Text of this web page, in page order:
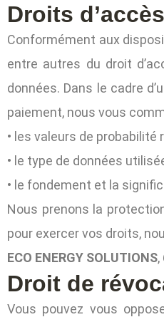
Droits
Conformément aux
entre autres du droit
données. Dans le cadre
paiement, nous vous
• les valeurs de
• le type de données
• le fondement et la
Nous prenons la
pour exercer vos droits,
ECO ENERGY SOLUTIONS
Droit de
Vous pouvez vous